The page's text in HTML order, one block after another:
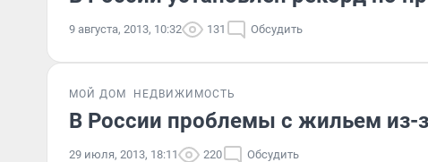
9 августа, 2013, 10:32 131 Обсудить
МОЙ ДОМ НЕДВИЖИМОСТЬ
В России проблемы с жильем из-
29 июля, 2013, 18:11 220 Обсудить